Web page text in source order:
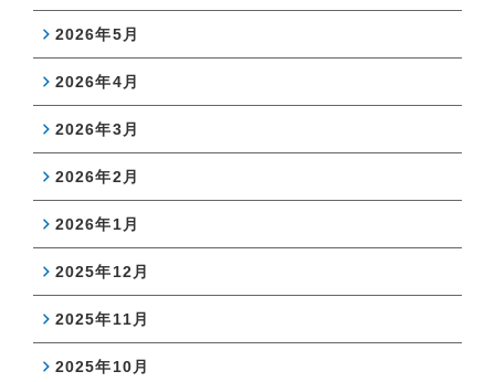
2026年5月
2026年4月
2026年3月
2026年2月
2026年1月
2025年12月
2025年11月
2025年10月